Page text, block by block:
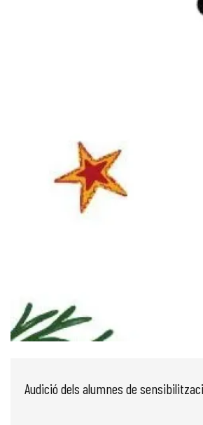
Audició dels alumnes de